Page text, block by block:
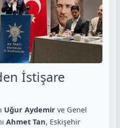
İstişare
Uğur Aydemir ve Genel
Ahmet Tan, Eskişehir